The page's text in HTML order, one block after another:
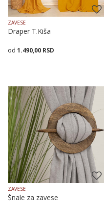
ZAVESE
Draper T.Kiša
1.490,00 RSD
Veličina
150X175150X255
Dodaj u korpu
ZAVESE
Šnale za zavese